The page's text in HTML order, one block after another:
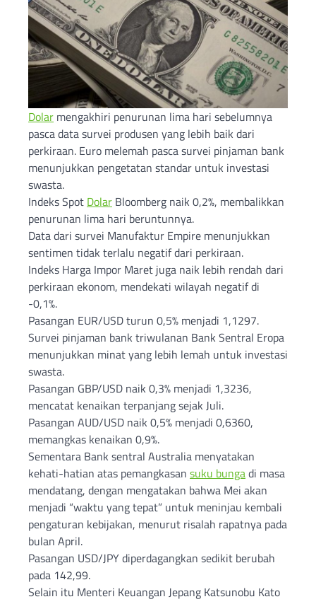
Dolar mengakhiri penurunan lima hari sebelumnya
pasca data survei produsen yang lebih baik dari
perkiraan. Euro melemah pasca survei pinjaman bank
menunjukkan pengetatan standar untuk investasi
swasta.
Indeks Spot Dolar Bloomberg naik 0,2%, membalikkan
penurunan lima hari beruntunnya.
Data dari survei Manufaktur Empire menunjukkan
sentimen tidak terlalu negatif dari perkiraan.
Indeks Harga Impor Maret juga naik lebih rendah dari
perkiraan ekonom, mendekati wilayah negatif di
-0,1%.
Pasangan EUR/USD turun 0,5% menjadi 1,1297.
Survei pinjaman bank triwulanan Bank Sentral Eropa
menunjukkan minat yang lebih lemah untuk investasi
swasta.
Pasangan GBP/USD naik 0,3% menjadi 1,3236,
mencatat kenaikan terpanjang sejak Juli.
Pasangan AUD/USD naik 0,5% menjadi 0,6360,
memangkas kenaikan 0,9%.
Sementara Bank sentral Australia menyatakan
kehati-hatian atas pemangkasan suku bungadi masa
mendatang, dengan mengatakan bahwa Mei akan
menjadi “waktu yang tepat” untuk meninjau kembali
pengaturan kebijakan, menurut risalah rapatnya pada
bulan April.
Pasangan USD/JPY diperdagangkan sedikit berubah
pada 142,99.
Selain itu Menteri Keuangan Jepang Katsunobu Kato